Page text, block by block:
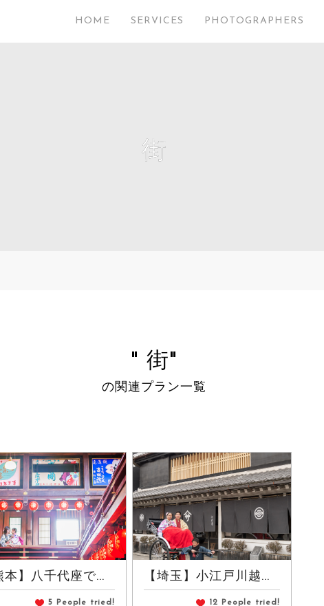
HOME SERVICES PHOTOGRAPHERS
街
" 街"
の関連プラン一覧
本】八千代座で...
5 People tried!
【埼玉】小江戸川越...
12 People tried!